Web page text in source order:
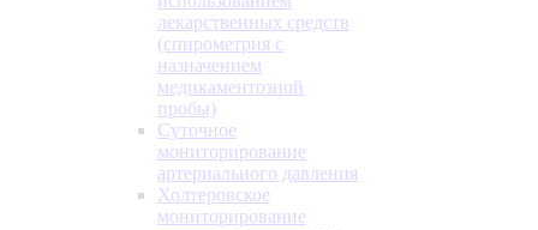
лекарственных средств
(спирометрия с
назначением
медикаментозной
пробы)
Суточное
мониторирование
артериального давления
Холтеровское
мониторирование